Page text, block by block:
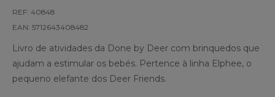
REF: 40848
EAN: 5712643408482
Livro de atividades da Done by Deer com brinquedos que
ajudam a estimular os bebés. Pertence à linha Elphee, o
pequeno elefante dos Deer Friends.